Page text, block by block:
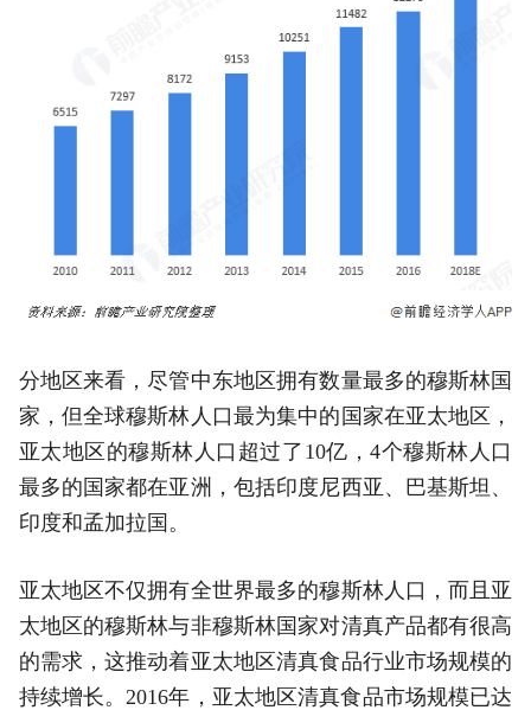
分地区来看，尽管中东地区拥有数量最多的穆斯林国
家，但全球穆斯林人口最为集中的国家在亚太地区，
亚太地区的穆斯林人口超过了10亿，4个穆斯林人口
最多的国家都在亚洲，包括印度尼西亚、巴基斯坦、
印度和孟加拉国。
亚太地区不仅拥有全世界最多的穆斯林人口，而且亚
太地区的穆斯林与非穆斯林国家对清真产品都有很高
的需求，这推动着亚太地区清真食品行业市场规模的
持续增长。2016年，亚太地区清真食品市场规模已达